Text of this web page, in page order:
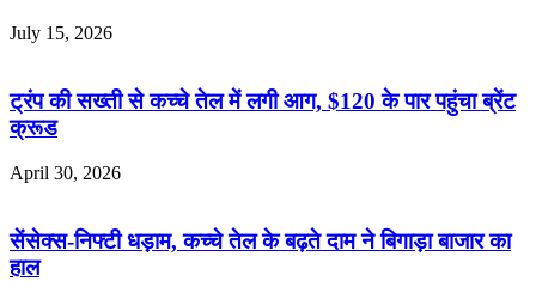
July 15, 2026
ट्रंप की सख्ती से कच्चे तेल में लगी आग, $120 के पार पहुंचा ब्रेंट
क्रूड
April 30, 2026
सेंसेक्स-निफ्टी धड़ाम, कच्चे तेल के बढ़ते दाम ने बिगाड़ा बाजार का
हाल